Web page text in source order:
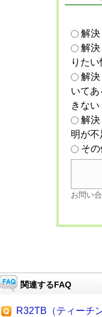
解
解
りた
解
いて
きない
解
明が
そ
お問い
関連するFAQ
R32TB（ティーチ